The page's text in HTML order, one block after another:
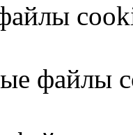
файлы